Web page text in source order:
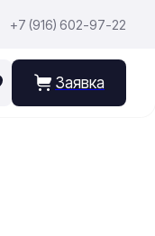
+7 (916) 602-97-22
Заявка